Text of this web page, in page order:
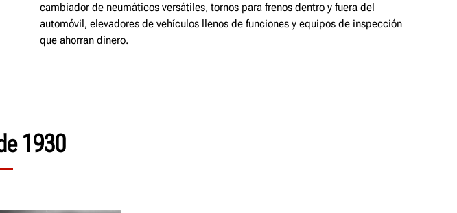
cambiador de neumáticos versátiles, tornos para frenos dentro y fuera del
automóvil, elevadores de vehículos llenos de funciones y equipos de inspección
que ahorran dinero.
1930